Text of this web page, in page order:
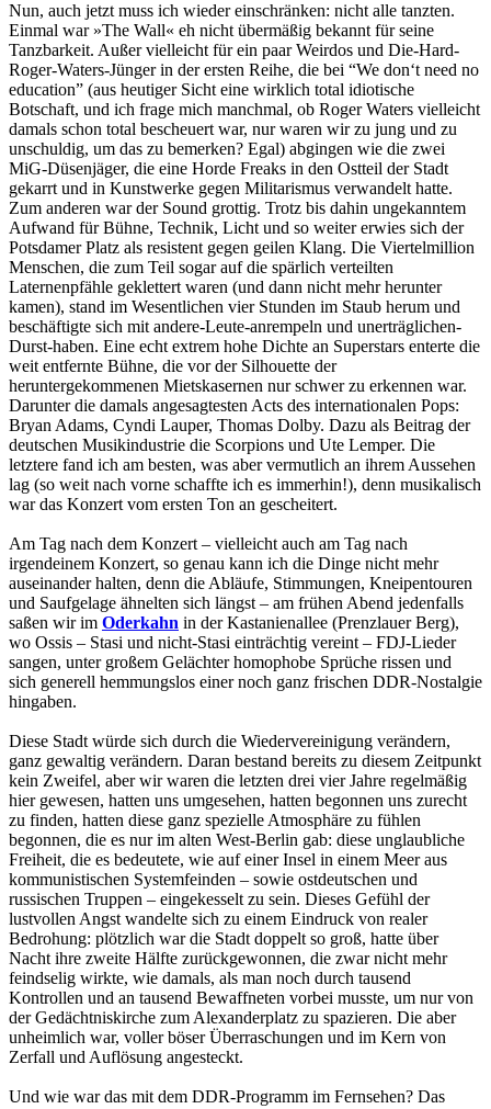
Nun, auch jetzt muss ich wieder einschränken: nicht alle tanzten.
Einmal war »The Wall« eh nicht übermäßig bekannt für seine
Tanzbarkeit. Außer vielleicht für ein paar Weirdos und Die-Hard-
Roger-Waters-Jünger in der ersten Reihe, die bei “We don‘t need no
education” (aus heutiger Sicht eine wirklich total idiotische
Botschaft, und ich frage mich manchmal, ob Roger Waters vielleicht
damals schon total bescheuert war, nur waren wir zu jung und zu
unschuldig, um das zu bemerken? Egal) abgingen wie die zwei
MiG-Düsenjäger, die eine Horde Freaks in den Ostteil der Stadt
gekarrt und in Kunstwerke gegen Militarismus verwandelt hatte.
Zum anderen war der Sound grottig. Trotz bis dahin ungekanntem
Aufwand für Bühne, Technik, Licht und so weiter erwies sich der
Potsdamer Platz als resistent gegen geilen Klang. Die Viertelmillion
Menschen, die zum Teil sogar auf die spärlich verteilten
Laternenpfähle geklettert waren (und dann nicht mehr herunter
kamen), stand im Wesentlichen vier Stunden im Staub herum und
beschäftigte sich mit andere-Leute-anrempeln und unerträglichen-
Durst-haben. Eine echt extrem hohe Dichte an Superstars enterte die
weit entfernte Bühne, die vor der Silhouette der
heruntergekommenen Mietskasernen nur schwer zu erkennen war.
Darunter die damals angesagtesten Acts des internationalen Pops:
Bryan Adams, Cyndi Lauper, Thomas Dolby. Dazu als Beitrag der
deutschen Musikindustrie die Scorpions und Ute Lemper. Die
letztere fand ich am besten, was aber vermutlich an ihrem Aussehen
lag (so weit nach vorne schaffte ich es immerhin!), denn musikalisch
war das Konzert vom ersten Ton an gescheitert.
Am Tag nach dem Konzert – vielleicht auch am Tag nach
irgendeinem Konzert, so genau kann ich die Dinge nicht mehr
auseinander halten, denn die Abläufe, Stimmungen, Kneipentouren
und Saufgelage ähnelten sich längst – am frühen Abend jedenfalls
saßen wir im Oderkahn in der Kastanienallee (Prenzlauer Berg),
wo Ossis – Stasi und nicht-Stasi einträchtig vereint – FDJ-Lieder
sangen, unter großem Gelächter homophobe Sprüche rissen und
sich generell hemmungslos einer noch ganz frischen DDR-Nostalgie
hingaben.
Diese Stadt würde sich durch die Wiedervereinigung verändern,
ganz gewaltig verändern. Daran bestand bereits zu diesem Zeitpunkt
kein Zweifel, aber wir waren die letzten drei vier Jahre regelmäßig
hier gewesen, hatten uns umgesehen, hatten begonnen uns zurecht
zu finden, hatten diese ganz spezielle Atmosphäre zu fühlen
begonnen, die es nur im alten West-Berlin gab: diese unglaubliche
Freiheit, die es bedeutete, wie auf einer Insel in einem Meer aus
kommunistischen Systemfeinden – sowie ostdeutschen und
russischen Truppen – eingekesselt zu sein. Dieses Gefühl der
lustvollen Angst wandelte sich zu einem Eindruck von realer
Bedrohung: plötzlich war die Stadt doppelt so groß, hatte über
Nacht ihre zweite Hälfte zurückgewonnen, die zwar nicht mehr
feindselig wirkte, wie damals, als man noch durch tausend
Kontrollen und an tausend Bewaffneten vorbei musste, um nur von
der Gedächtniskirche zum Alexanderplatz zu spazieren. Die aber
unheimlich war, voller böser Überraschungen und im Kern von
Zerfall und Auflösung angesteckt.
Und wie war das mit dem DDR-Programm im Fernsehen? Das